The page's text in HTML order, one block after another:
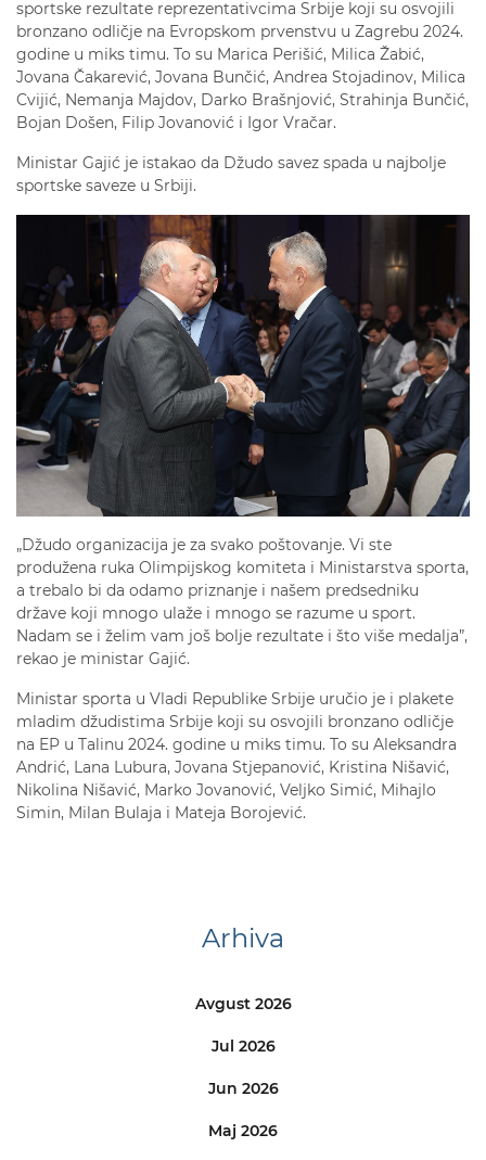
sportske rezultate reprezentativcima Srbije koji su osvojili
bronzano odličje na Evropskom prvenstvu u Zagrebu 2024.
godine u miks timu. To su Marica Perišić, Milica Žabić,
Jovana Čakarević, Jovana Bunčić, Andrea Stojadinov, Milica
Cvijić, Nemanja Majdov, Darko Brašnjović, Strahinja Bunčić,
Bojan Došen, Filip Jovanović i Igor Vračar.
Ministar Gajić je istakao da Džudo savez spada u najbolje
sportske saveze u Srbiji.
„Džudo organizacija je za svako poštovanje. Vi ste
produžena ruka Olimpijskog komiteta i Ministarstva sporta,
a trebalo bi da odamo priznanje i našem predsedniku
države koji mnogo ulaže i mnogo se razume u sport.
Nadam se i želim vam još bolje rezultate i što više medalja”,
rekao je ministar Gajić.
Ministar sporta u Vladi Republike Srbije uručio je i plakete
mladim džudistima Srbije koji su osvojili bronzano odličje
na EP u Talinu 2024. godine u miks timu. To su Aleksandra
Andrić, Lana Lubura, Jovana Stjepanović, Kristina Nišavić,
Nikolina Nišavić, Marko Jovanović, Veljko Simić, Mihajlo
Simin, Milan Bulaja i Mateja Borojević.
Arhiva
Avgust 2026
Jul 2026
Jun 2026
Maj 2026